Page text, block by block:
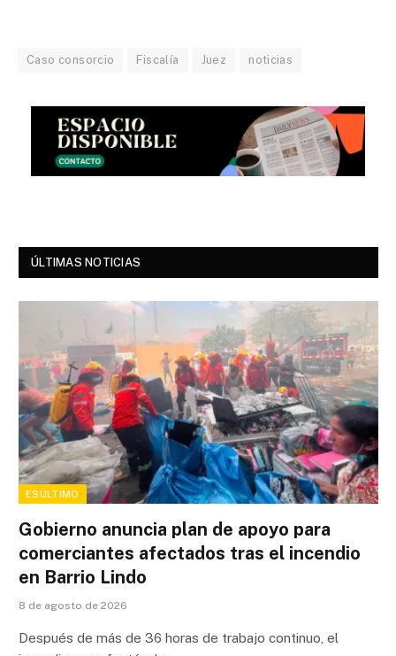
Caso consorcio Fiscalía Juez noticias
ÚLTIMAS NOTICIAS
ESÚLTIMO
Gobierno anuncia plan de apoyo para
comerciantes afectados tras el incendio
en Barrio Lindo
8 de agosto de 2026
Después de más de 36 horas de trabajo continuo, el